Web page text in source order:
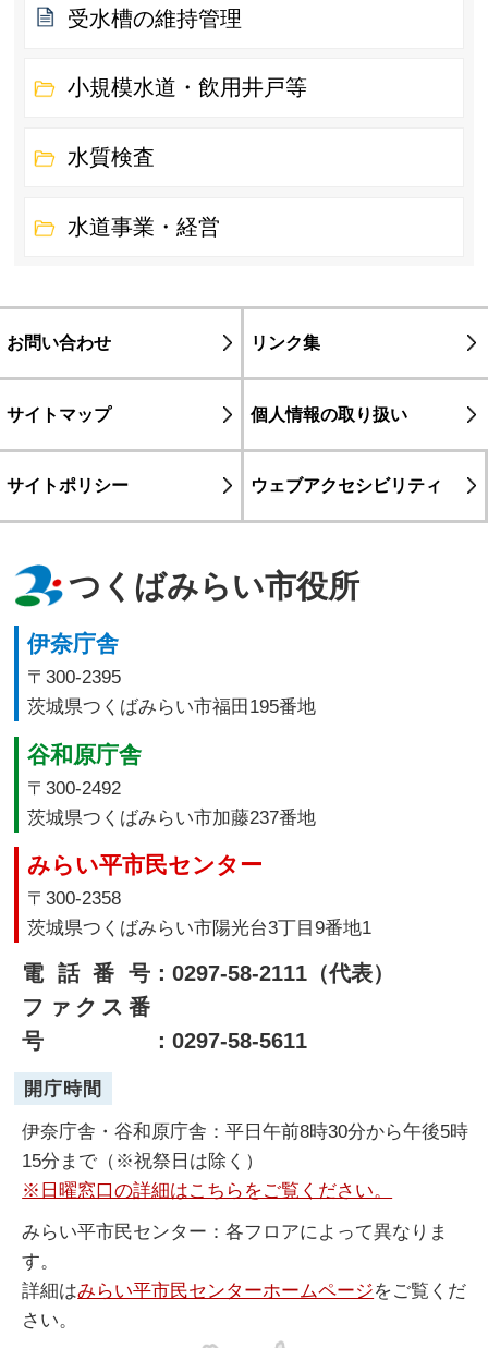
受水槽の維持管理
小規模水道・飲用井戸等
水質検査
水道事業・経営
お問い合わせ リンク集
サイトマップ 個人情報の取り扱い
サイトポリシー ウェブアクセシビリティ
つくばみらい市役所
伊奈庁舎
〒300-2395
茨城県つくばみらい市福田195番地
谷和原庁舎
〒300-2492
茨城県つくばみらい市加藤237番地
みらい平市民センター
〒300-2358
茨城県つくばみらい市陽光台3丁目9番地1
電話番号：0297-58-2111（代表）
ファクス番
号
：0297-58-5611
開庁時間
伊奈庁舎・谷和原庁舎：平日午前8時30分から午後5時
15分まで（※祝祭日は除く）
※日曜窓口の詳細はこちらをご覧ください。
みらい平市民センター：各フロアによって異なりま
す。
詳細はみらい平市民センターホームページをご覧くだ
さい。